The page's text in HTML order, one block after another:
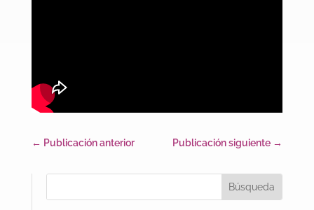
← Publicación anterior Publicación siguiente →